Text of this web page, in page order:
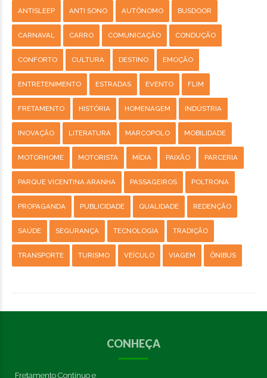
ANTISLEEP ANTI SONO AUTÔNOMO BUSDOOR
CARNAVAL CARRO COMUNICAÇÃO CONDUÇÃO
CONFORTO CULTURA DESTINO EMOÇÃO
ENTRETENIMENTO ESTRADAS EVENTO FLIM
FRETAMENTO HISTÓRIA HOMENAGEM INDÚSTRIA
INOVAÇÃO LITERATURA MARCOPOLO MOBILIDADE
MOTORHOME MOTORISTA MÍDIA PAIXÃO PARCERIA
PARQUE VICENTINA ARANHA PASSAGEIROS POLTRONA
PROPAGANDA PUBLICIDADE QUALIDADE REDENÇÃO
SAÚDE SEGURANÇA TECNOLOGIA TRADIÇÃO
TRANSPORTE TURISMO VEÍCULO VIAGEM ÔNIBUS
CONHEÇA
Fretamento Contínuo e